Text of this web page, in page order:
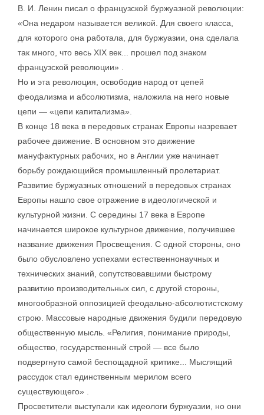
В. И. Ленин писал о французской буржуазной революции:
«Она недаром называется великой. Для своего класса,
для которого она работала, для буржуазии, она сделала
так много, что весь XIX век... прошел под знаком
французской революции» .
Но и эта революция, освободив народ от цепей
феодализма и абсолютизма, наложила на него новые
цепи — «цепи капитализма».
В конце 18 века в передовых странах Европы назревает
рабочее движение. В основном это движение
мануфактурных рабочих, но в Англии уже начинает
борьбу рождающийся промышленный пролетариат.
Развитие буржуазных отношений в передовых странах
Европы нашло свое отражение в идеологической и
культурной жизни. С середины 17 века в Европе
начинается широкое культурное движение, получившее
название движения Просвещения. С одной стороны, оно
было обусловлено успехами естественнонаучных и
технических знаний, сопутствовавшими быстрому
развитию производительных сил, с другой стороны,
многообразной оппозицией феодально-абсолютистскому
строю. Массовые народные движения будили передовую
общественную мысль. «Религия, понимание природы,
общество, государственный строй — все было
подвергнуто самой беспощадной критике... Мыслящий
рассудок стал единственным мерилом всего
существующего» .
Просветители выступали как идеологи буржуазии, но они